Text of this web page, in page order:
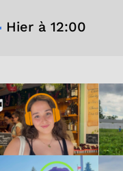
Hier à 12:00